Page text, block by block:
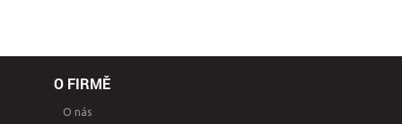
O FIRMĚ
O nás